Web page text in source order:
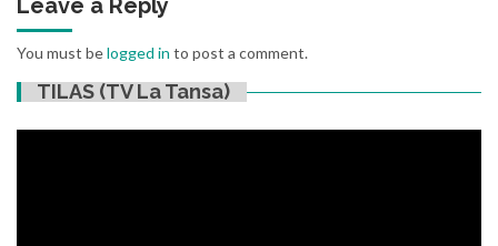
You must belogged in to post a comment.
TILAS (TV La Tansa)